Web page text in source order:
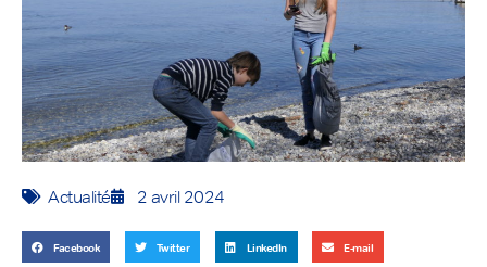
Actualité 2 avril 2024
Facebook Twitter LinkedIn E-mail